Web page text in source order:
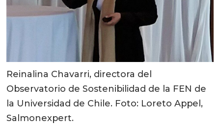
Reinalina Chavarri, directora del
Observatorio de Sostenibilidad de la FEN de
la Universidad de Chile. Foto: Loreto Appel,
Salmonexpert.